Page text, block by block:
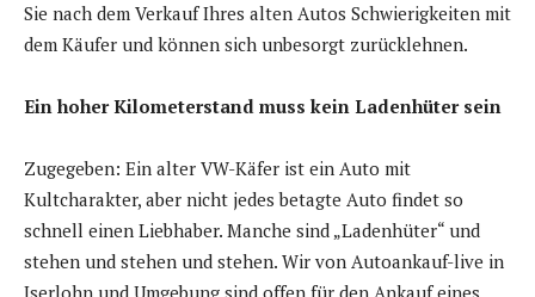
Sie nach dem Verkauf Ihres alten Autos Schwierigkeiten mit
dem Käufer und können sich unbesorgt zurücklehnen.
Ein hoher Kilometerstand muss kein Ladenhüter sein
Zugegeben: Ein alter VW-Käfer ist ein Auto mit
Kultcharakter, aber nicht jedes betagte Auto findet so
schnell einen Liebhaber. Manche sind „Ladenhüter“ und
stehen und stehen und stehen. Wir von Autoankauf-live in